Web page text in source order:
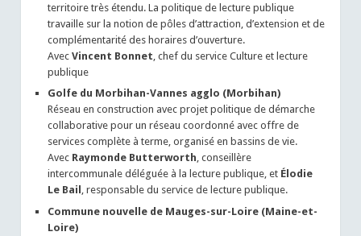
territoire très étendu. La politique de lecture publique
travaille sur la notion de pôles d’attraction, d’extension et de
complémentarité des horaires d’ouverture.
Avec Vincent Bonnet , chef du service Culture et lecture
publique
Golfe du Morbihan-Vannes agglo (Morbihan)
Réseau en construction avec projet politique de démarche
collaborative pour un réseau coordonné avec offre de
services complète à terme, organisé en bassins de vie.
Avec Raymonde Butterworth, conseillère
intercommunale déléguée à la lecture publique, et Élodie
Le Bail , responsable du service de lecture publique.
Commune nouvelle de Mauges-sur-Loire (Maine-et-
Loire)